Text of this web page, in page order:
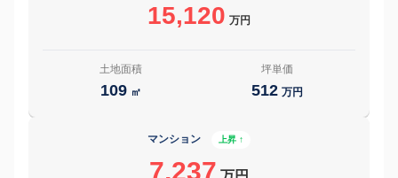
15,120 万円
土地面積
109 ㎡
坪単価
512 万円
マンション 上昇 ↑
7,237